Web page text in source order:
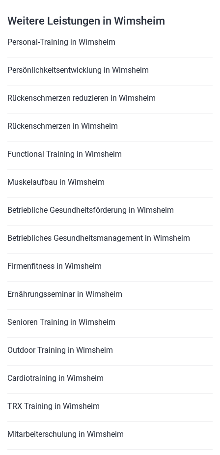
Weitere Leistungen in Wimsheim
Personal-Training in Wimsheim
Persönlichkeitsentwicklung in Wimsheim
Rückenschmerzen reduzieren in Wimsheim
Rückenschmerzen in Wimsheim
Functional Training in Wimsheim
Muskelaufbau in Wimsheim
Betriebliche Gesundheitsförderung in Wimsheim
Betriebliches Gesundheitsmanagement in Wimsheim
Firmenfitness in Wimsheim
Ernährungsseminar in Wimsheim
Senioren Training in Wimsheim
Outdoor Training in Wimsheim
Cardiotraining in Wimsheim
TRX Training in Wimsheim
Mitarbeiterschulung in Wimsheim